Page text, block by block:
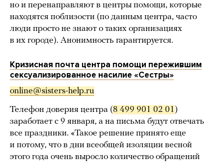
но и перенаправляют в центры помощи, которые
находятся поблизости (по данным центра, часто
люди просто не знают о таких организациях
в их городе). Анонимность гарантируется.
Кризисная почта центра помощи пережившим
сексуализированное насилие «Сестры»
online@sisters-help.ru
Телефон доверия центра (8 499 901 02 01 )
заработает с 9 января, а на письма будут отвечать
все праздники. «Такое решение принято еще
и потому, что в дни всеобщей изоляции весной
этого года очень выросло количество обращений